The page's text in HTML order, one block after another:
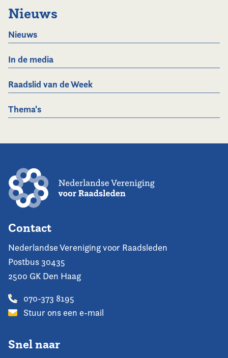
Nieuws
Nieuws
In de media
Raadslid van de Week
Thema's
Contact
Nederlandse Vereniging voor Raadsleden
Postbus 30435
2500 GK Den Haag
070-373 8195
Stuur ons een e-mail
Snel naar